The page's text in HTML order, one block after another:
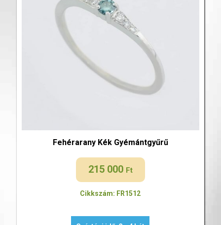
Fehérarany Kék Gyémántgyűrű
215 000 Ft
Cikkszám: FR1512